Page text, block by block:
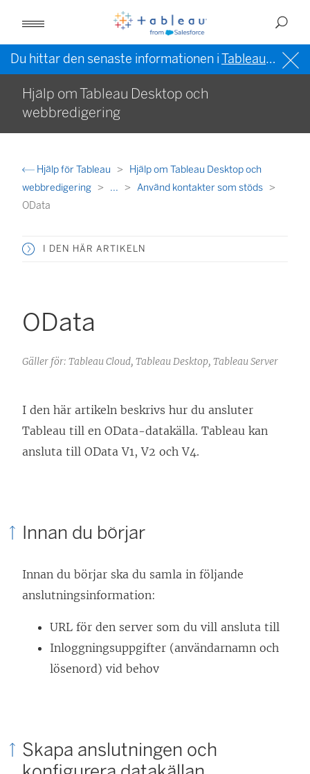
Du hittar den senaste informationen iTableau-hjälpen på engelska (USA)
Hjälp om Tableau Desktop och
webbredigering
Hjälp för Tableau
Hjälp om Tableau Desktop och
webbredigering
...
Använd kontakter som stöds
OData
I DEN HÄR ARTIKELN
OData
Gäller för: Tableau Cloud, Tableau Desktop, Tableau Server
I den här artikeln beskrivs hur du ansluter
Tableau till en OData-datakälla. Tableau kan
ansluta till OData V1, V2 och V4.
Innan du börjar
Innan du börjar ska du samla in följande
anslutningsinformation:
URL för den server som du vill ansluta till
Inloggningsuppgifter (användarnamn och
lösenord) vid behov
Skapa anslutningen och